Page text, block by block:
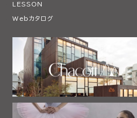
LESSON
Webカタログ